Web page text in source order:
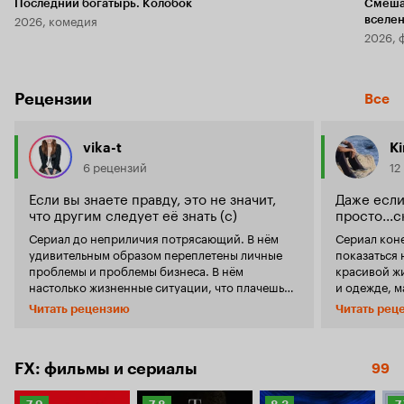
Последний богатырь. Колобок
2026, комедия
2026,
Рецензии Все
vika-t
6 рецензий
Если вы знаете правду, это не значит,
что другим следует её знать (с)
Сериал до неприличия потрясающий. В нём
удивительным образом переплетены личные
проблемы и проблемы бизнеса. В нём
настолько жизненные ситуации, что плачешь
или смеёшься вместе с героями. В некоторых
ситуациях, когда всё заходит в тупик,
Решения проблем тоже жизненные - ни
убавить, ни прибавить. Джулиан МакМэхон
шикарен. Это абсолютно его образ. Поначалу
Читать рецензию
Даже
Сериал
красивой
и одежде,
Нет, ну
сериал
может не
дном, так,
Читать
FX: фильмы и сериалы 99